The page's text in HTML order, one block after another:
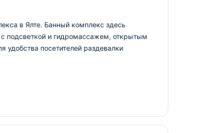
в Ялте. Банный комплекс здесь
подсветкой и гидромассажем, открытым
посетителей раздевалки